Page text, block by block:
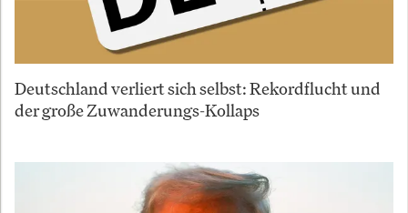
Deutschland verliert sich selbst: Rekordflucht und
der große Zuwanderungs-Kollaps